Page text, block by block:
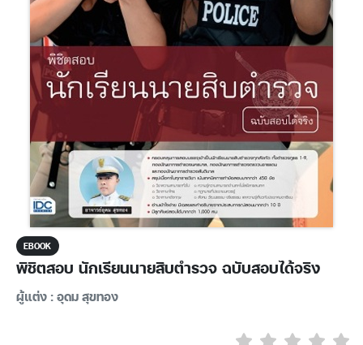
EBOOK
พิชิตสอบ นักเรียนนายสิบตำรวจ ฉบับสอบได้จริง
ผู้แต่ง : อุดม สุขทอง